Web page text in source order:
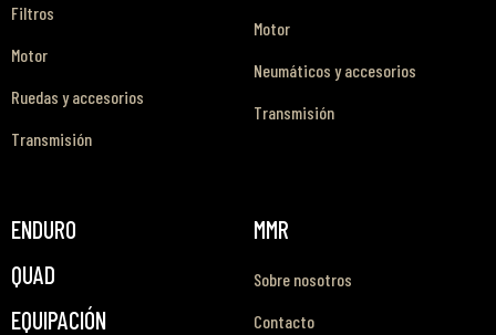
Filtros
Motor
Ruedas y accesorios
Transmisión
Motor
Neumáticos y accesorios
Transmisión
ENDURO
QUAD
EQUIPACIÓN
MMR
Sobre nosotros
Contacto